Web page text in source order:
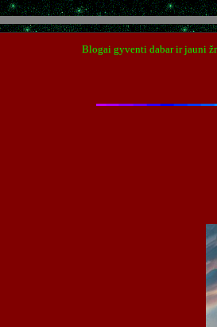
Blogai gyventi dabar ir jauni